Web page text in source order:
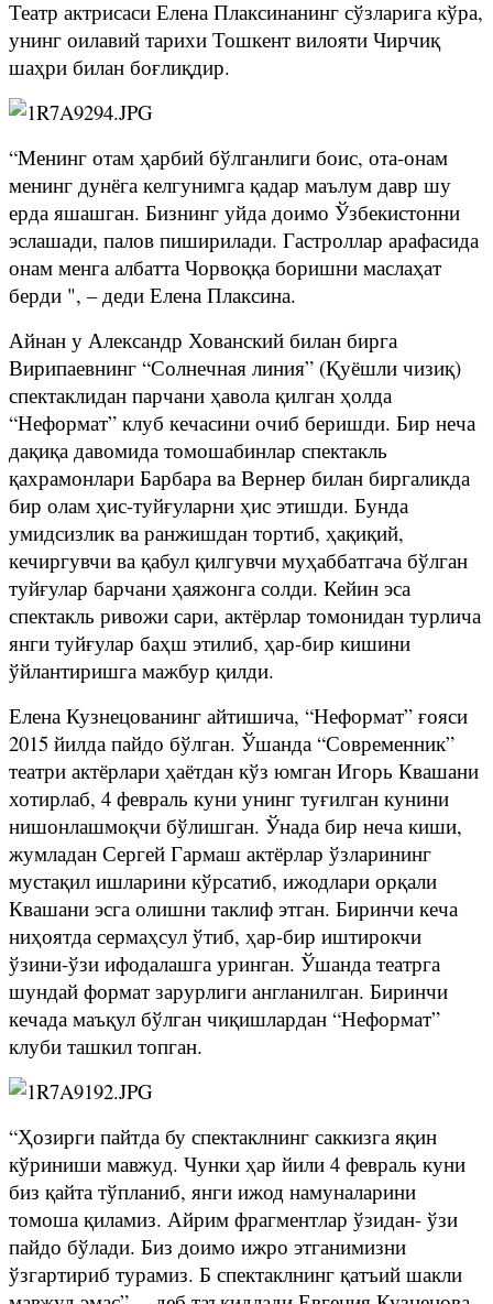
Театр актрисаси Елена Плаксинанинг сўзларига кўра,
унинг оилавий тарихи Тошкент вилояти Чирчиқ
шаҳри билан боғлиқдир.
“Менинг отам ҳарбий бўлганлиги боис, ота-онам
менинг дунёга келгунимга қадар маълум давр шу
ерда яшашган. Бизнинг уйда доимо Ўзбекистонни
эслашади, палов пиширилади. Гастроллар арафасида
онам менга албатта Чорвоққа боришни маслаҳат
берди ", – деди Елена Плаксина.
Айнан у Александр Хованский билан бирга
Вирипаевнинг “Солнечная линия” (Қуёшли чизиқ)
спектаклидан парчани ҳавола қилган ҳолда
“Неформат” клуб кечасини очиб беришди. Бир неча
дақиқа давомида томошабинлар спектакль
қахрамонлари Барбара ва Вернер билан биргаликда
бир олам ҳис-туйғуларни ҳис этишди. Бунда
умидсизлик ва ранжишдан тортиб, ҳақиқий,
кечиргувчи ва қабул қилгувчи муҳаббатгача бўлган
туйғулар барчани ҳаяжонга солди. Кейин эса
спектакль ривожи сари, актёрлар томонидан турлича
янги туйғулар баҳш этилиб, ҳар-бир кишини
ўйлантиришга мажбур қилди.
Елена Кузнецованинг айтишича, “Неформат” ғояси
2015 йилда пайдо бўлган. Ўшанда “Современник”
театри актёрлари ҳаётдан кўз юмган Игорь Квашани
хотирлаб, 4 февраль куни унинг туғилган кунини
нишонлашмоқчи бўлишган. Ўнада бир неча киши,
жумладан Сергей Гармаш актёрлар ўзларининг
мустақил ишларини кўрсатиб, ижодлари орқали
Квашани эсга олишни таклиф этган. Биринчи кеча
ниҳоятда сермаҳсул ўтиб, ҳар-бир иштирокчи
ўзини-ўзи ифодалашга уринган. Ўшанда театрга
шундай формат зарурлиги англанилган. Биринчи
кечада маъқул бўлган чиқишлардан “Неформат”
клуби ташкил топган.
“Ҳозирги пайтда бу спектаклнинг саккизга яқин
кўриниши мавжуд. Чунки ҳар йили 4 февраль куни
биз қайта тўпланиб, янги ижод намуналарини
томоша қиламиз. Айрим фрагментлар ўзидан- ўзи
пайдо бўлади. Биз доимо ижро этганимизни
ўзгартириб турамиз. Б спектаклнинг қатъий шакли